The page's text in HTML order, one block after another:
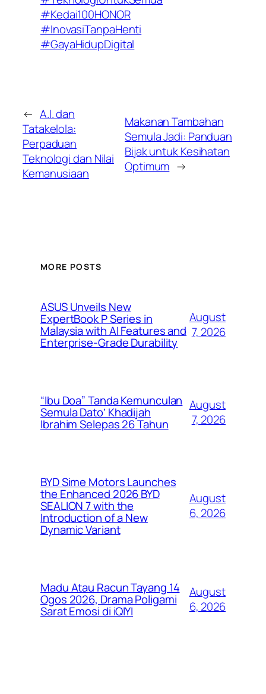
#Kedai100HONOR
#InovasiTanpaHenti
#GayaHidupDigital
← A.I. dan
Tatakelola:
Perpaduan
Teknologi dan Nilai
Kemanusiaan
Makanan Tambahan
Semula Jadi: Panduan
Bijak untuk Kesihatan
Optimum →
MORE POSTS
ASUS Unveils New
ExpertBook P Series in
Malaysia with AI Features and
Enterprise-Grade Durability
August
7, 2026
“Ibu Doa” Tanda Kemunculan
Semula Dato’ Khadijah
Ibrahim Selepas 26 Tahun
August
7, 2026
BYD Sime Motors Launches
the Enhanced 2026 BYD
SEALION 7 with the
Introduction of a New
Dynamic Variant
August
6, 2026
Madu Atau Racun Tayang 14
Ogos 2026, Drama Poligami
Sarat Emosi di iQIYI
August
6, 2026